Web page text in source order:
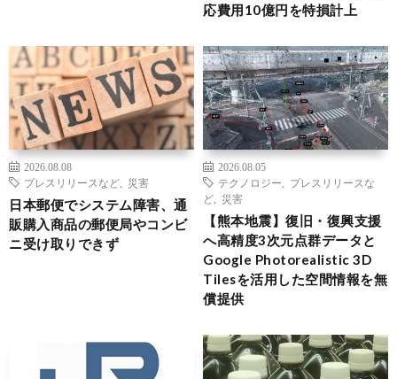
応費用10億円を特損計上
2026.08.08
プレスリリースなど
災害
日本郵便でシステム障害、通
販購入商品の郵便局やコンビ
ニ受け取りできず
2026.08.05
テクノロジー
プレスリリースな
ど
災害
【熊本地震】復旧・復興支援
へ高精度3次元点群データと
Google Photorealistic 3D
Tilesを活用した空間情報を無
償提供